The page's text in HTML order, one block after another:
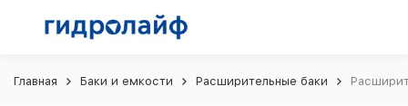
Главная Баки и емкости Расширительные баки